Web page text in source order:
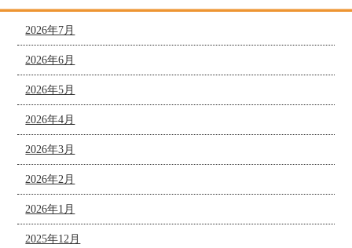
2026年7月
2026年6月
2026年5月
2026年4月
2026年3月
2026年2月
2026年1月
2025年12月